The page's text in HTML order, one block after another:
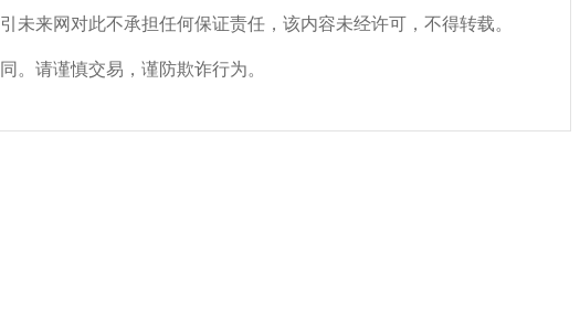
来网对此不承担任何保证责任，该内容未经许可，不得转载。
。请谨慎交易，谨防欺诈行为。